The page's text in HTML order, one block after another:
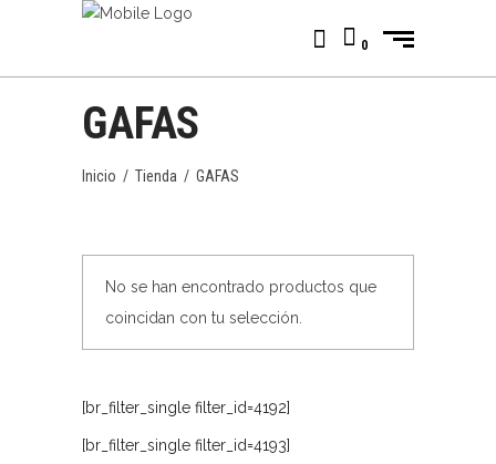
0
GAFAS
Inicio / Tienda / GAFAS
No se han encontrado productos que
coincidan con tu selección.
[br_filter_single filter_id=4192]
[br_filter_single filter_id=4193]